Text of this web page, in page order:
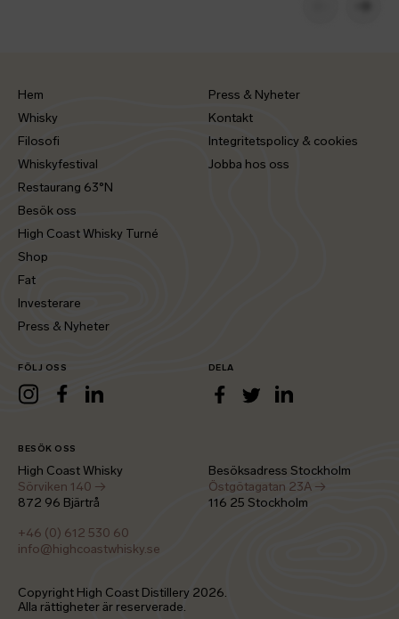
Hem
Whisky
Filosofi
Whiskyfestival
Restaurang 63°N
Besök oss
High Coast Whisky Turné
Shop
Fat
Investerare
Press & Nyheter
Press & Nyheter
Kontakt
Integritetspolicy & cookies
Jobba hos oss
FÖLJ OSS
InstagramFacebookLinkedIn
DELA
FacebookTwitterLinkedIn
BESÖK OSS
High Coast Whisky
Sörviken 140 →
872 96 Bjärtrå
+46 (0) 612 530 60
info@highcoastwhisky.se
Besöksadress Stockholm
Östgötagatan 23A →
116 25 Stockholm
Copyright High Coast Distillery 2026.
Alla rättigheter är reserverade.